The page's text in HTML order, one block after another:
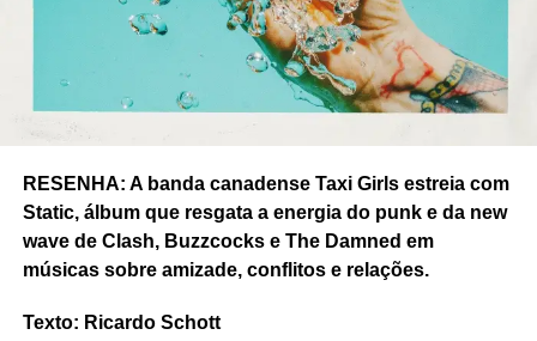
CREPÚSCULO DE CUBATÃO
RESENHA: A banda canadense Taxi Girls estreia com
Static, álbum que resgata a energia do punk e da new
wave de Clash, Buzzcocks e The Damned em
músicas sobre amizade, conflitos e relações.
Texto: Ricardo Schott